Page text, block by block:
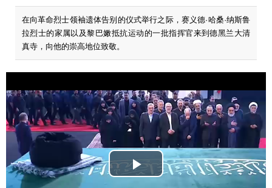
在向革命烈士领袖遗体告别的仪式举行之际，赛义德·哈桑·纳斯鲁
拉烈士的家属以及黎巴嫩抵抗运动的一批指挥官来到德黑兰大清
真寺，向他的崇高地位致敬。
Play